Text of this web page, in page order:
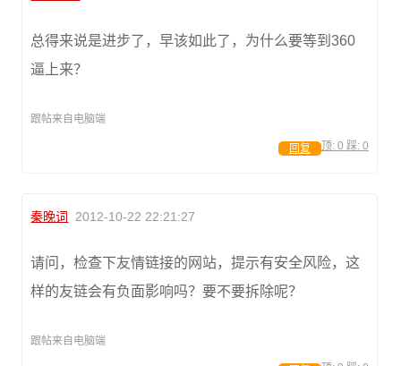
总得来说是进步了，早该如此了，为什么要等到360
逼上来？
跟帖来自电脑端
顶: 0 踩: 0
回复
秦晚词 2012-10-22 22:21:27
请问，检查下友情链接的网站，提示有安全风险，这
样的友链会有负面影响吗？要不要拆除呢？
跟帖来自电脑端